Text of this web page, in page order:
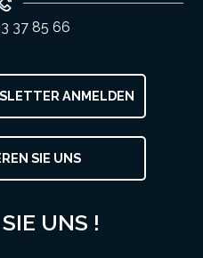
ANMELDEN
SIE UNS
UNS !
37 85 66